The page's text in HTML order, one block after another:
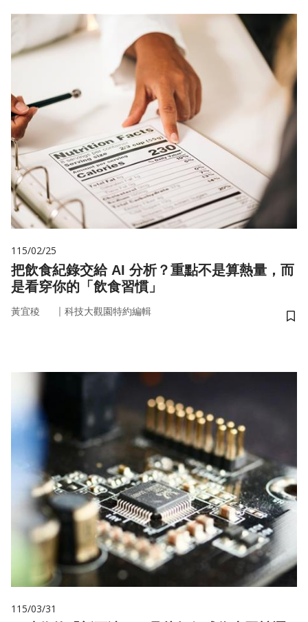
115/02/25
把飲食紀錄交給 AI 分析？重點不是算熱量，而
是看穿你的「飲食習慣」
黃宜稜 ｜ 科技大觀園特約編輯
儲
115/03/31